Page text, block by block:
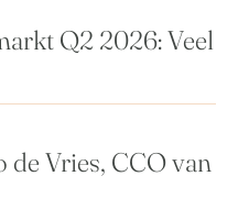
Q2 2026: Veel
Vries, CCO van